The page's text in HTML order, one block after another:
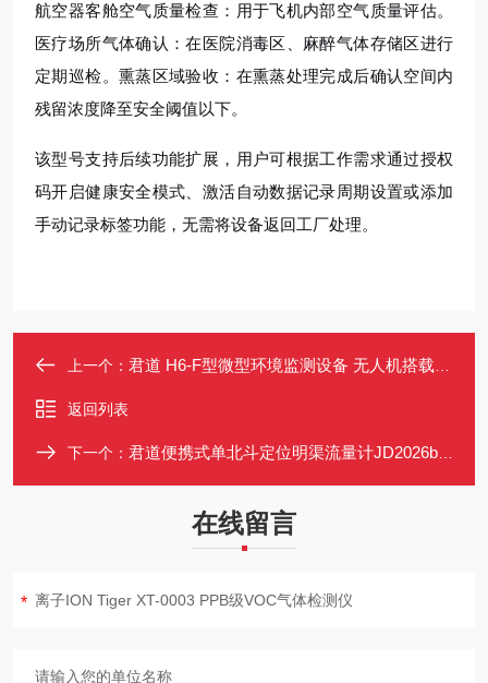
航空器客舱空气质量检查：用于飞机内部空气质量评估。
医疗场所气体确认：在医院消毒区、麻醉气体存储区进行
定期巡检。熏蒸区域验收：在熏蒸处理完成后确认空间内
残留浓度降至安全阈值以下。
该型号支持后续功能扩展，用户可根据工作需求通过授权
码开启健康安全模式、激活自动数据记录周期设置或添加
手动记录标签功能，无需将设备返回工厂处理。
上一个： 君道 H6-F型微型环境监测设备 无人机搭载 模块化设计可扩展气象参数
返回列表
下一个： 君道便携式单北斗定位明渠流量计JD2026bds
在线留言